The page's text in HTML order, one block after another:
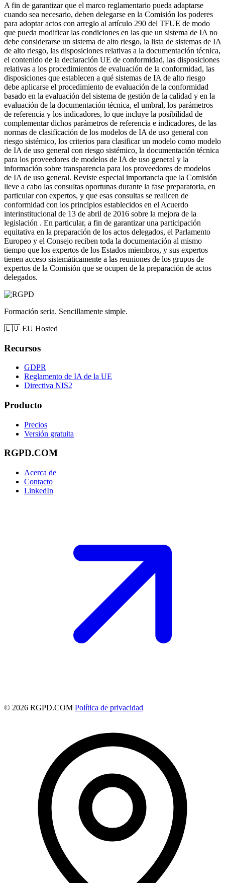
A fin de garantizar que el marco reglamentario pueda adaptarse
cuando sea necesario, deben delegarse en la Comisión los poderes
para adoptar actos con arreglo al artículo 290 del TFUE de modo
que pueda modificar las condiciones en las que un sistema de IA no
debe considerarse un sistema de alto riesgo, la lista de sistemas de IA
de alto riesgo, las disposiciones relativas a la documentación técnica,
el contenido de la declaración UE de conformidad, las disposiciones
relativas a los procedimientos de evaluación de la conformidad, las
disposiciones que establecen a qué sistemas de IA de alto riesgo
debe aplicarse el procedimiento de evaluación de la conformidad
basado en la evaluación del sistema de gestión de la calidad y en la
evaluación de la documentación técnica, el umbral, los parámetros
de referencia y los indicadores, lo que incluye la posibilidad de
complementar dichos parámetros de referencia e indicadores, de las
normas de clasificación de los modelos de IA de uso general con
riesgo sistémico, los criterios para clasificar un modelo como modelo
de IA de uso general con riesgo sistémico, la documentación técnica
para los proveedores de modelos de IA de uso general y la
información sobre transparencia para los proveedores de modelos
de IA de uso general. Reviste especial importancia que la Comisión
lleve a cabo las consultas oportunas durante la fase preparatoria, en
particular con expertos, y que esas consultas se realicen de
conformidad con los principios establecidos en el Acuerdo
interinstitucional de 13 de abril de 2016 sobre la mejora de la
legislación . En particular, a fin de garantizar una participación
equitativa en la preparación de los actos delegados, el Parlamento
Europeo y el Consejo reciben toda la documentación al mismo
tiempo que los expertos de los Estados miembros, y sus expertos
tienen acceso sistemáticamente a las reuniones de los grupos de
expertos de la Comisión que se ocupen de la preparación de actos
delegados.
Formación seria. Sencillamente simple.
🇪🇺 EU Hosted
Recursos
GDPR
Reglamento de IA de la UE
Directiva NIS2
Producto
Precios
Versión gratuita
RGPD.COM
Acerca de
Contacto
LinkedIn
© 2026 RGPD.COM Política de privacidad